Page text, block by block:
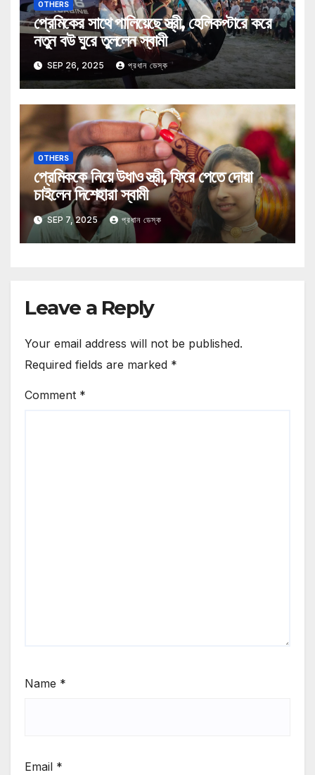
OTHERS
প্রেমিকের সাথে পালিয়েছে স্ত্রী, হেলিকপ্টারে করে
নতুন বউ ঘুরে তুললেন স্বামী
SEP 26, 2025 প্রধান ডেস্ক
OTHERS
প্রেমিককে নিয়ে উধাও স্ত্রী, ফিরে পেতে দোয়া
চাইলেন দিশেহারা স্বামী
SEP 7, 2025 প্রধান ডেস্ক
Leave a Reply
Your email address will not be published.
Required fields are marked *
Comment *
Name *
Email *